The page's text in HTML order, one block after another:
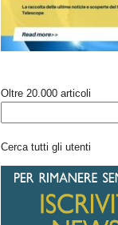
Oltre 20.000 articoli
Cerca tutti gli utenti